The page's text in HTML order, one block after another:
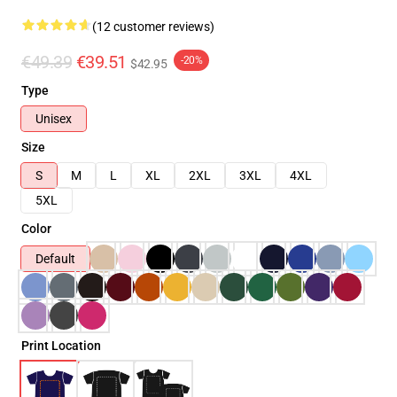
(12 customer reviews)
€49.39 €39.51 $42.95 -20%
Type
Unisex
Size
S
M L XL 2XL 3XL
4XL
5XL
Color
Default
Print Location